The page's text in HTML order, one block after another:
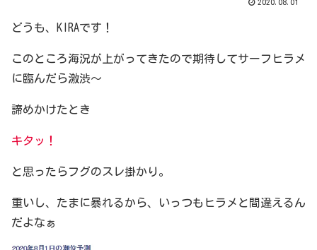
2020.08.01
どうも、KIRAです！
このところ海況が上がってきたので期待してサーフヒラメ
に臨んだら激渋～
諦めかけたとき
キタッ！
と思ったらフグのスレ掛かり。
重いし、たまに暴れるから、いっつもヒラメと間違えるん
だよなぁ